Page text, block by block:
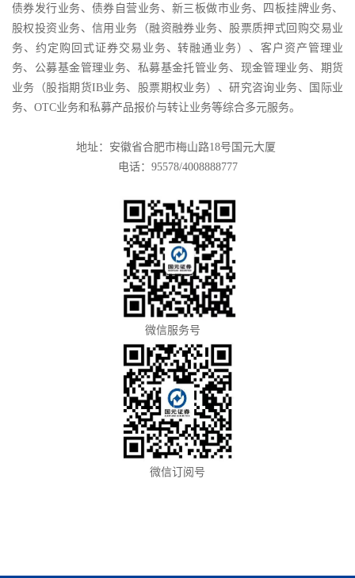
债券发行业务、债券自营业务、新三板做市业务、四板挂牌业务、
股权投资业务、信用业务（融资融券业务、股票质押式回购交易业
务、约定购回式证券交易业务、转融通业务）、客户资产管理业
务、公募基金管理业务、私募基金托管业务、现金管理业务、期货
业务（股指期货IB业务、股票期权业务）、研究咨询业务、国际业
务、OTC业务和私募产品报价与转让业务等综合多元服务。
地址：安徽省合肥市梅山路18号国元大厦
电话：95578/4008888777
微信服务号
微信订阅号